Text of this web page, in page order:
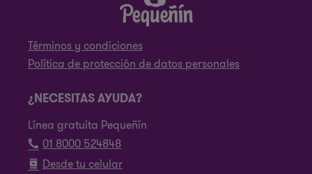
Términos y condiciones
Política de protección de datos personales
¿NECESITAS AYUDA?
Línea gratuita Pequeñín
01 8000 524848
Desde tu celular